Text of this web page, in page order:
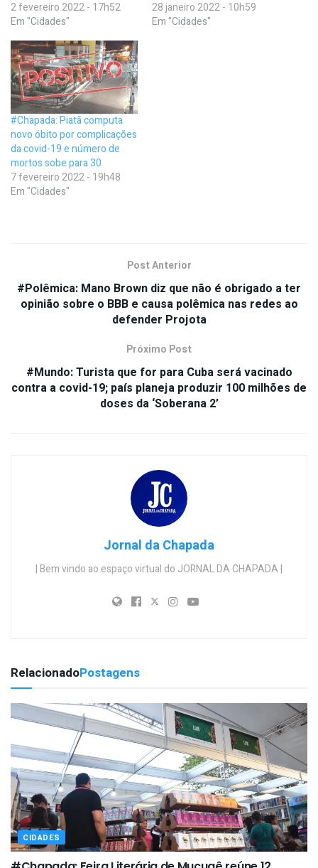
2 fevereiro 2022 - 17h52
Em "Cidades"
28 janeiro 2022 - 10h59
Em "Cidades"
#Chapada: Piatã computa
novo óbito por complicações
da covid-19 e número de
mortos sobe para 30
7 fevereiro 2022 - 19h48
Em "Cidades"
Post Anterior
#Polêmica: Mano Brown diz que não é obrigado a ter
opinião sobre o BBB e causa polêmica nas redes ao
defender Projota
Próximo Post
#Mundo: Turista que for para Cuba será vacinado
contra a covid-19; país planeja produzir 100 milhões de
doses da ‘Soberana 2’
Jornal da Chapada
| Bem vindo ao espaço virtual do JORNAL DA CHAPADA |
RelacionadoPostagens
CIDADES